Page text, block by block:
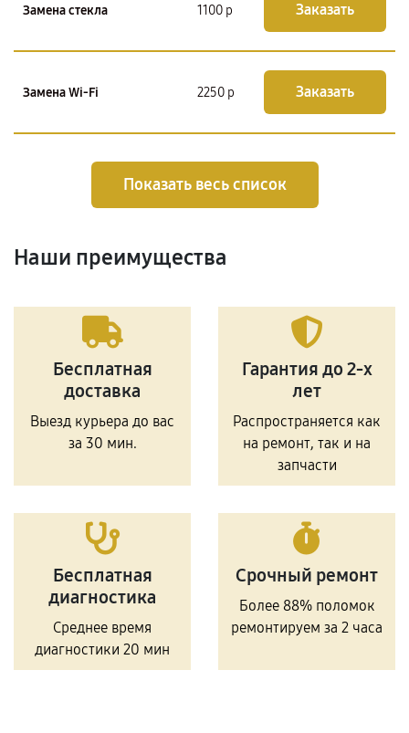
Замена стекла 1100 р Заказать
Замена Wi-Fi 2250 р Заказать
Показать весь список
Наши преимущества
Бесплатная
доставка
Выезд курьера до вас
за 30 мин.
Гарантия до 2-х
лет
Распространяется как
на ремонт, так и на
запчасти
Бесплатная
диагностика
Среднее время
диагностики 20 мин
Срочный ремонт
Более 88% поломок
ремонтируем за 2 часа